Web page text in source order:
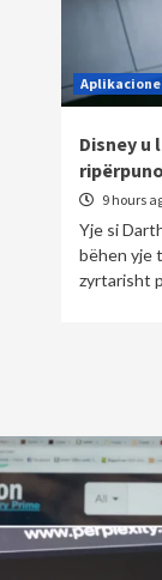
Aplikacione
Disney u
9 hours
Yje si
bëhen yje
zyrtarisht